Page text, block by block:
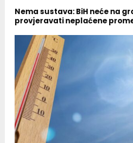
Nema sustava: BiH neće na
provjeravati neplaćene